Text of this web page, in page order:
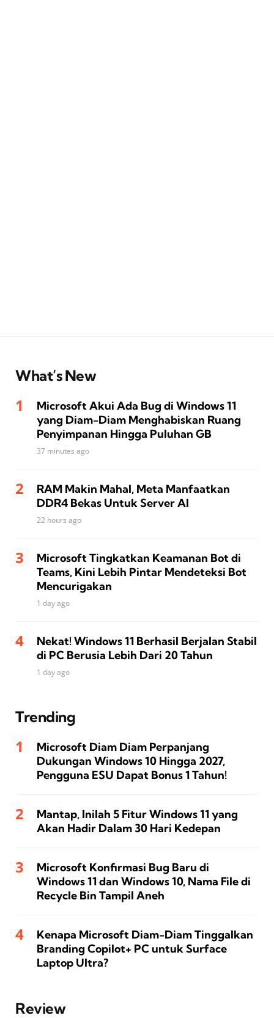
What’s New
Microsoft Akui Ada Bug di Windows 11
yang Diam-Diam Menghabiskan Ruang
Penyimpanan Hingga Puluhan GB
37 minutes ago
RAM Makin Mahal, Meta Manfaatkan
DDR4 Bekas Untuk Server AI
22 hours ago
Microsoft Tingkatkan Keamanan Bot di
Teams, Kini Lebih Pintar Mendeteksi Bot
Mencurigakan
1 day ago
Nekat! Windows 11 Berhasil Berjalan Stabil
di PC Berusia Lebih Dari 20 Tahun
1 day ago
Trending
Microsoft Diam Diam Perpanjang
Dukungan Windows 10 Hingga 2027,
Pengguna ESU Dapat Bonus 1 Tahun!
Mantap, Inilah 5 Fitur Windows 11 yang
Akan Hadir Dalam 30 Hari Kedepan
Microsoft Konfirmasi Bug Baru di
Windows 11 dan Windows 10, Nama File di
Recycle Bin Tampil Aneh
Kenapa Microsoft Diam-Diam Tinggalkan
Branding Copilot+ PC untuk Surface
Laptop Ultra?
Review